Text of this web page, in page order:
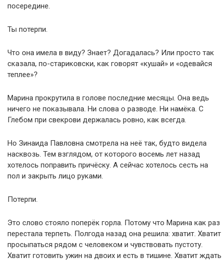
посередине.
Ты потерпи.
Что она имела в виду? Знает? Догадалась? Или просто так
сказала, по-стариковски, как говорят «кушай» и «одевайся
теплее»?
Марина прокрутила в голове последние месяцы. Она ведь
ничего не показывала. Ни слова о разводе. Ни намёка. С
Глебом при свекрови держалась ровно, как всегда.
Но Зинаида Павловна смотрела на неё так, будто видела
насквозь. Тем взглядом, от которого восемь лет назад
хотелось поправить причёску. А сейчас хотелось сесть на
пол и закрыть лицо руками.
Потерпи.
Это слово стояло поперёк горла. Потому что Марина как раз
перестала терпеть. Полгода назад она решила: хватит. Хватит
просыпаться рядом с человеком и чувствовать пустоту.
Хватит готовить ужин на двоих и есть в тишине. Хватит ждать